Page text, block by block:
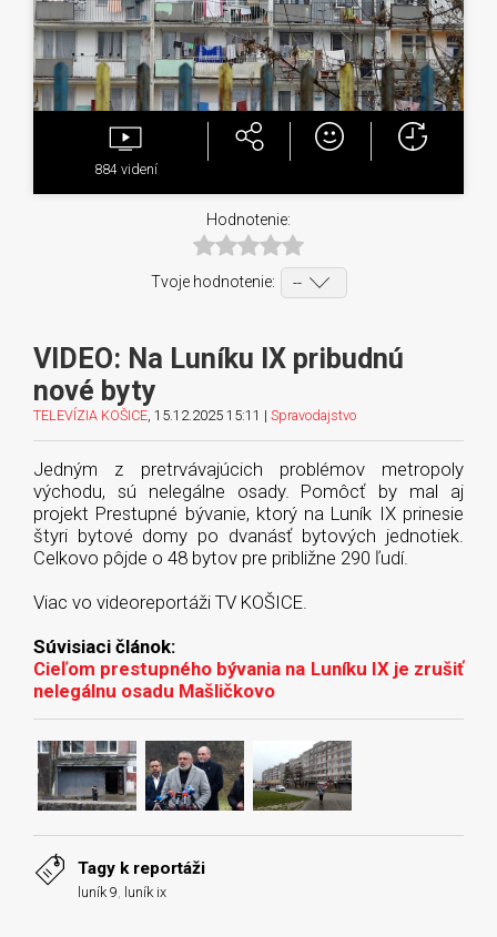
Video
884videní
Hodnotenie:
Tvoje hodnotenie:
VIDEO: Na Luníku IX pribudnú
nové byty
TELEVÍZIA KOŠICE , 15.12.2025 15:11 | Spravodajstvo
Jedným z pretrvávajúcich problémov metropoly
východu, sú nelegálne osady. Pomôcť by mal aj
projekt Prestupné bývanie, ktorý na Luník IX prinesie
štyri bytové domy po dvanásť bytových jednotiek.
Celkovo pôjde o 48 bytov pre približne 290 ľudí.
Viac vo videoreportáži TV KOŠICE.
Súvisiaci článok:
Cieľom prestupného bývania na Luníku IX je zrušiť
nelegálnu osadu Mašličkovo
Tagy k reportáži
luník 9 luník ix